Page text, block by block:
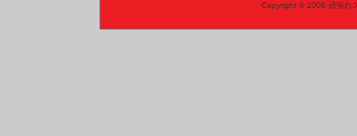
Copyright © 2006 頑張れ